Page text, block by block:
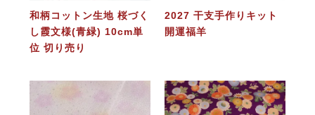
和柄コットン生地 桜づく
し霞文様(青緑) 10cm単
位 切り売り
2027 干支手作りキット
開運福羊